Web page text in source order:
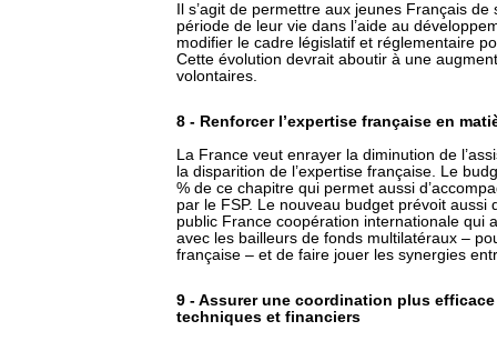
Il s’agit de permettre aux jeunes Français
période de leur vie dans l’aide au
modifier le cadre législatif et réglementaire
Cette évolution devrait aboutir à une
volontaires.
8 - Renforcer l’expertise française en
La France veut enrayer la diminution de
la disparition de l’expertise française. Le
% de ce chapitre qui permet aussi
par le FSP. Le nouveau budget prévoit aussi
public France coopération internationale qui
avec les bailleurs de fonds multilatéraux –
française – et de faire jouer les synergies
9 - Assurer une coordination plus
techniques et financiers